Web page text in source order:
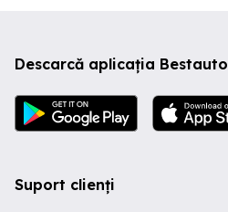
Descarcă aplicația Bestauto
Suport clienți